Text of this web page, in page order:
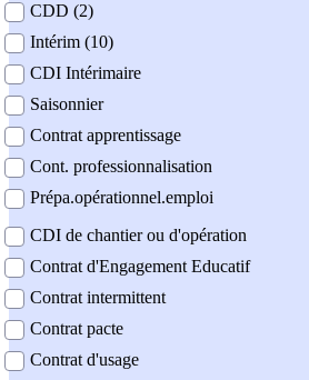
CDD (2)
Intérim (10)
CDI Intérimaire
Saisonnier
Contrat apprentissage
Cont. professionnalisation
Prépa.opérationnel.emploi
CDI de chantier ou d'opération
Contrat d'Engagement Educatif
Contrat intermittent
Contrat pacte
Contrat d'usage